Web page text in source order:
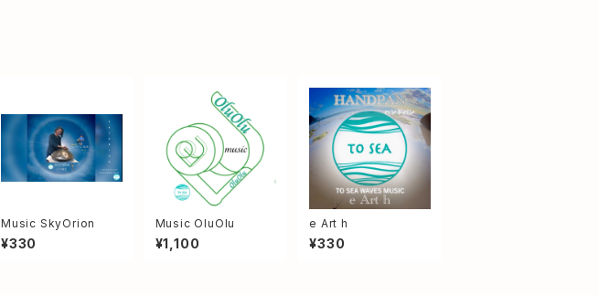
Music SkyOrion
¥330
Music OluOlu
¥1,100
e Art h
¥330